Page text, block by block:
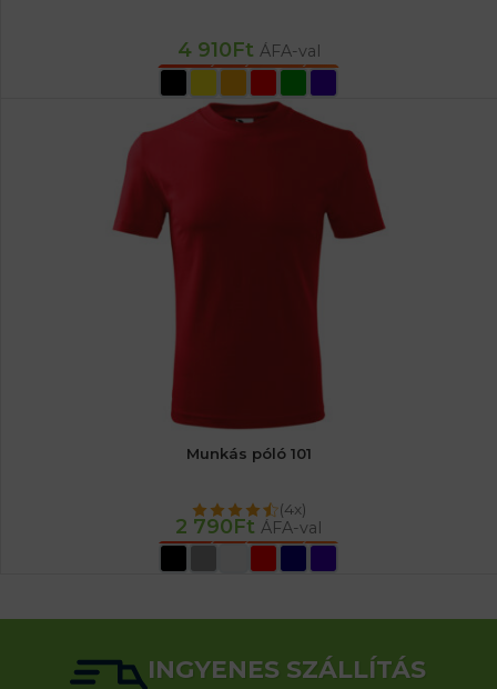
4 910Ft ÁFA-val
OPCIÓK VÁLASZTÁSA
Munkás póló 101
(4x)
2 790Ft ÁFA-val
OPCIÓK VÁLASZTÁSA
INGYENES SZÁLLÍTÁS